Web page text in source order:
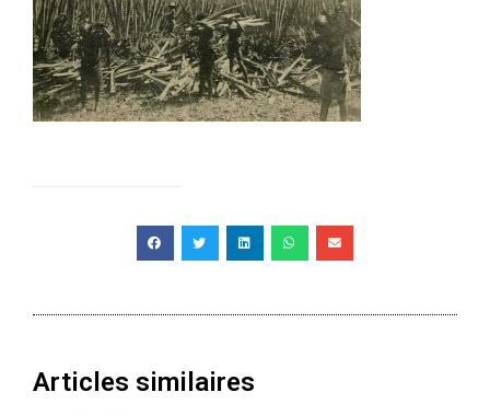
Articles similaires